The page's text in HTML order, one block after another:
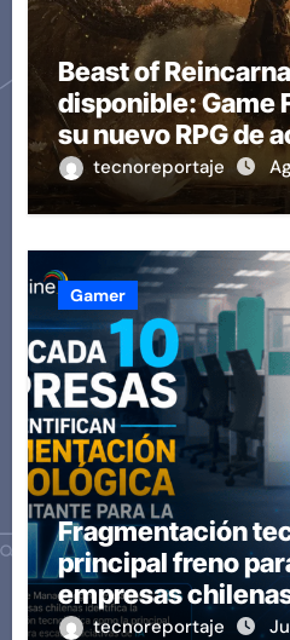
Beast of
disponible: Game
su nuevo RPG de
tecnoreportaje
Gamer
Fragmentación
principal freno
empresas
tecnoreportaje